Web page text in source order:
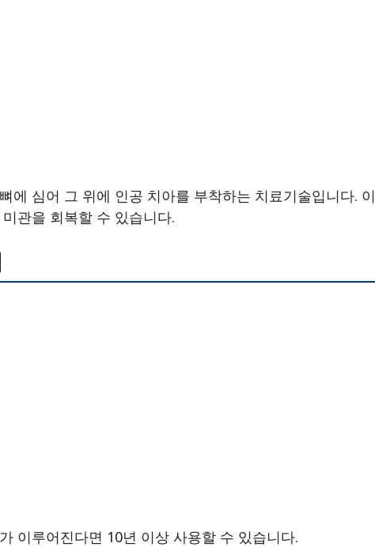
에 심어 그 위에 인공 치아를 부착하는 치료기술입니다. 이
관을 회복할 수 있습니다.
이루어진다면 10년 이상 사용할 수 있습니다.